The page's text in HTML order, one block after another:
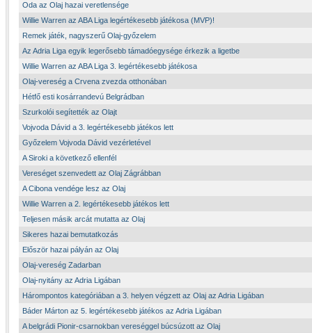
Oda az Olaj hazai veretlensége
Willie Warren az ABA Liga legértékesebb játékosa (MVP)!
Remek játék, nagyszerű Olaj-győzelem
Az Adria Liga egyik legerősebb támadóegysége érkezik a ligetbe
Willie Warren az ABA Liga 3. legértékesebb játékosa
Olaj-vereség a Crvena zvezda otthonában
Hétfő esti kosárrandevú Belgrádban
Szurkolói segítették az Olajt
Vojvoda Dávid a 3. legértékesebb játékos lett
Győzelem Vojvoda Dávid vezérletével
A Siroki a következő ellenfél
Vereséget szenvedett az Olaj Zágrábban
A Cibona vendége lesz az Olaj
Willie Warren a 2. legértékesebb játékos lett
Teljesen másik arcát mutatta az Olaj
Sikeres hazai bemutatkozás
Először hazai pályán az Olaj
Olaj-vereség Zadarban
Olaj-nyitány az Adria Ligában
Hárompontos kategóriában a 3. helyen végzett az Olaj az Adria Ligában
Báder Márton az 5. legértékesebb játékos az Adria Ligában
A belgrádi Pionir-csarnokban vereséggel búcsúzott az Olaj